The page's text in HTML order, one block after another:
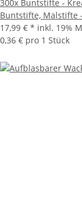
300x Buntstifte -
Buntstifte, Malstifte
17,99 € * inkl. 19%
0,36 € pro 1 Stück